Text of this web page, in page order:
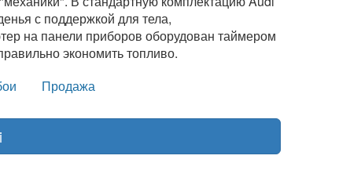
с поддержкой для тела,
на панели приборов оборудован таймером
экономить топливо.
Продажа